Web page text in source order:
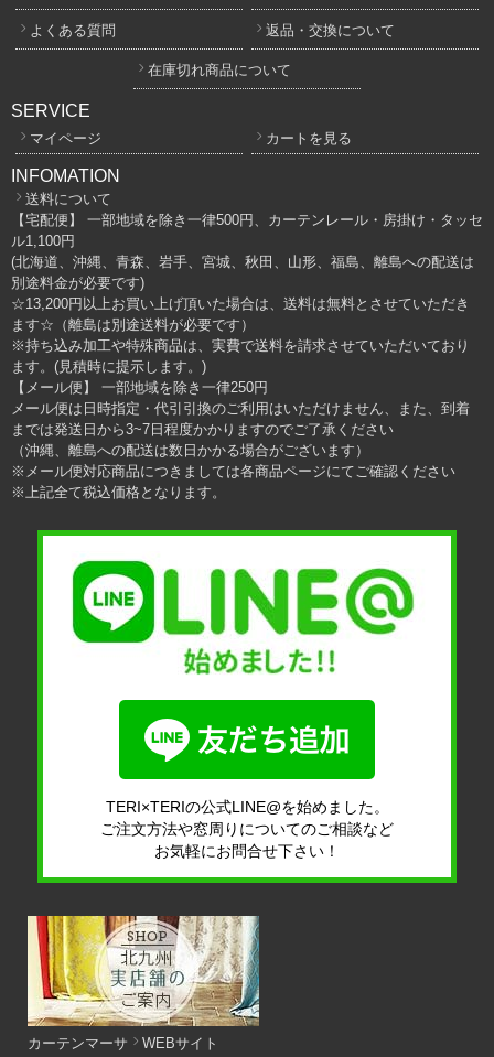
よくある質問 返品・交換について
在庫切れ商品について
SERVICE
マイページ カートを見る
INFOMATION
送料について
【宅配便】 一部地域を除き一律500円、カーテンレール・房掛け・タッセ
ル1,100円
(北海道、沖縄、青森、岩手、宮城、秋田、山形、福島、離島への配送は
別途料金が必要です)
☆13,200円以上お買い上げ頂いた場合は、送料は無料とさせていただき
ます☆（離島は別途送料が必要です）
※持ち込み加工や特殊商品は、実費で送料を請求させていただいており
ます。(見積時に提示します。)
【メール便】 一部地域を除き一律250円
メール便は日時指定・代引引換のご利用はいただけません、また、到着
までは発送日から3~7日程度かかりますのでご了承ください
（沖縄、離島への配送は数日かかる場合がございます）
※メール便対応商品につきましては各商品ページにてご確認ください
※上記全て税込価格となります。
TERI×TERIの公式LINE@を始めました。
ご注文方法や窓周りについてのご相談など
お気軽にお問合せ下さい！
カーテンマーサ WEBサイト